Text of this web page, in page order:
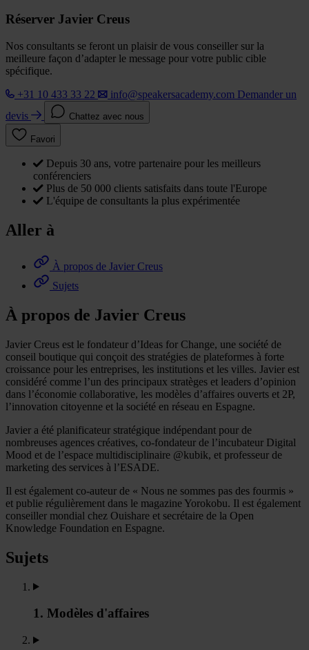
Réserver Javier Creus
Nos consultants se feront un plaisir de vous conseiller sur la
meilleure façon d’adapter le message pour votre public cible
spécifique.
+31 10 433 33 22
info@speakersacademy.com Demander un
devis
Chattez avec nous
Favori
Depuis 30 ans, votre partenaire pour les meilleurs
conférenciers
Plus de 50 000 clients satisfaits dans toute l'Europe
L'équipe de consultants la plus expérimentée
Aller à
À propos de Javier Creus
Sujets
À propos de Javier Creus
Javier Creus est le fondateur d’Ideas for Change, une société de
conseil boutique qui conçoit des stratégies de plateformes à forte
croissance pour les entreprises, les institutions et les villes. Javier est
considéré comme l’un des principaux stratèges et leaders d’opinion
dans l’économie collaborative, les modèles d’affaires ouverts et 2P,
l’innovation citoyenne et la société en réseau en Espagne.
Javier a été planificateur stratégique indépendant pour de
nombreuses agences créatives, co-fondateur de l’incubateur Digital
Mood et de l’espace multidisciplinaire @kubik, et professeur de
marketing des services à l’ESADE.
Il est également co-auteur de « Nous ne sommes pas des fourmis »
et publie régulièrement dans le magazine Yorokobu. Il est également
conseiller mondial chez Ouishare et secrétaire de la Open
Knowledge Foundation en Espagne.
Sujets
1. Modèles d'affaires